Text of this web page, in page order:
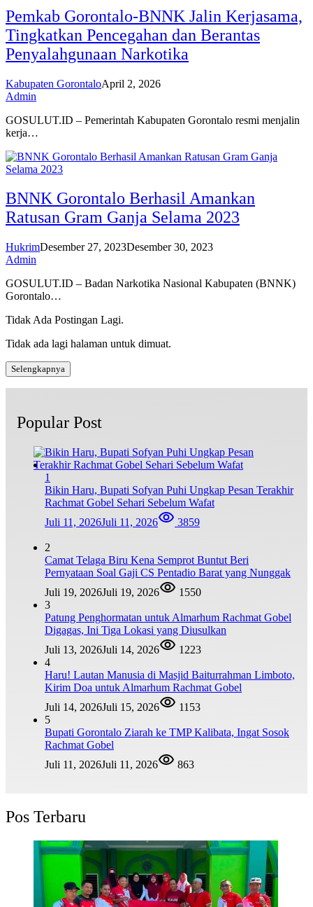
Pemkab Gorontalo-BNNK Jalin Kerjasama,
Tingkatkan Pencegahan dan Berantas
Penyalahgunaan Narkotika
Kabupaten GorontaloApril 2, 2026
Admin
GOSULUT.ID – Pemerintah Kabupaten Gorontalo resmi menjalin
kerja…
BNNK Gorontalo Berhasil Amankan
Ratusan Gram Ganja Selama 2023
HukrimDesember 27, 2023Desember 30, 2023
Admin
GOSULUT.ID – Badan Narkotika Nasional Kabupaten (BNNK)
Gorontalo…
Tidak Ada Postingan Lagi.
Tidak ada lagi halaman untuk dimuat.
Selengkapnya
Popular Post
1
Bikin Haru, Bupati Sofyan Puhi Ungkap Pesan Terakhir
Rachmat Gobel Sehari Sebelum Wafat
Juli 11, 2026Juli 11, 2026 3859
2
Camat Telaga Biru Kena Semprot Buntut Beri
Pernyataan Soal Gaji CS Pentadio Barat yang Nunggak
Juli 19, 2026Juli 19, 2026
1550
3
Patung Penghormatan untuk Almarhum Rachmat Gobel
Digagas, Ini Tiga Lokasi yang Diusulkan
Juli 13, 2026Juli 14, 2026
1223
4
Haru! Lautan Manusia di Masjid Baiturrahman Limboto,
Kirim Doa untuk Almarhum Rachmat Gobel
Juli 14, 2026Juli 15, 2026
1153
5
Bupati Gorontalo Ziarah ke TMP Kalibata, Ingat Sosok
Rachmat Gobel
Juli 11, 2026Juli 11, 2026 863
Pos Terbaru